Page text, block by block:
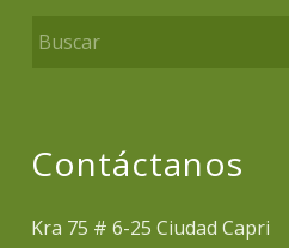
Contáctanos
Kra 75 # 6-25 Ciudad Capri